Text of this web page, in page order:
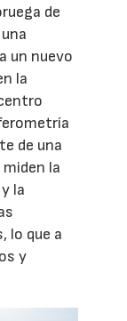
de
un nuevo
la
de una
la
la
lo que a
y